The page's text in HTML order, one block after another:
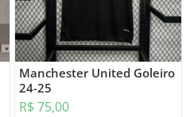
Manchester United Goleiro
24-25
R$ 75,00